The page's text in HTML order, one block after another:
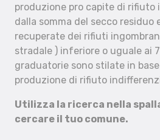
produzione pro capite di
dalla somma del secco residuo
recuperate dei rifiuti
stradale ) inferiore o uguale ai
graduatorie sono stilate in
produzione di rifiuto
Utilizza la ricerca nella
cercare il tuo comune.